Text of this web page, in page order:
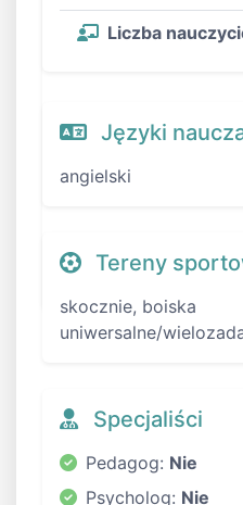
Liczba
Języki
angielski
Tereny
skocznie, boiska
uniwersalne/
Specjaliści
Pedagog: Nie
Psycholog: Nie